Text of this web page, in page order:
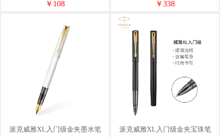
￥108 ￥338
派克威雅XL入门级金夹墨水笔 派克威雅XL入门级金夹宝珠笔